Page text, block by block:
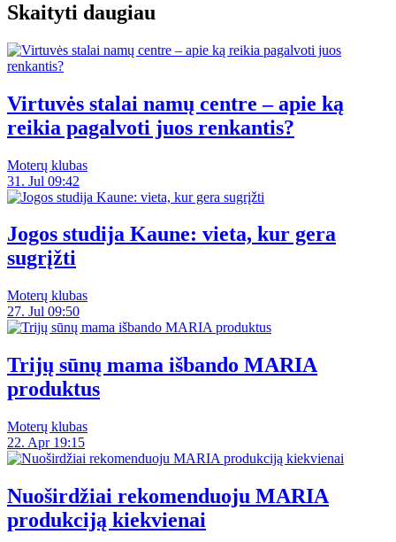
Skaityti daugiau
Virtuvės stalai namų centre – apie ką
reikia pagalvoti juos renkantis?
Moterų klubas
31. Jul 09:42
Jogos studija Kaune: vieta, kur gera
sugrįžti
Moterų klubas
27. Jul 09:50
Trijų sūnų mama išbando MARIA
produktus
Moterų klubas
22. Apr 19:15
Nuoširdžiai rekomenduoju MARIA
produkciją kiekvienai